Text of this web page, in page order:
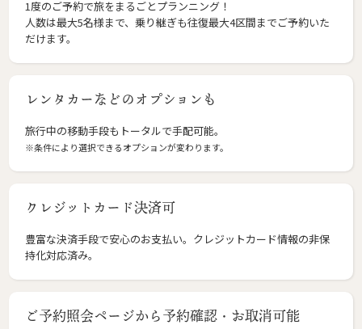
1度のご予約で旅をまるごとプランニング！
人数は最大5名様まで、乗り継ぎも往復最大4区間までご予約いた
だけます。
レンタカーなどのオプションも
旅行中の移動手段もトータルで手配可能。
※条件により選択できるオプションが変わります。
クレジットカード決済可
豊富な決済手段で安心のお支払い。クレジットカード情報の非保
持化対応済み。
ご予約照会ページから予約確認・お取消可能